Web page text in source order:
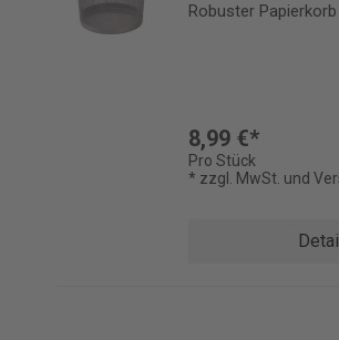
Robuster
8,99 €*
Pro Stück
* zzgl. MwSt. und